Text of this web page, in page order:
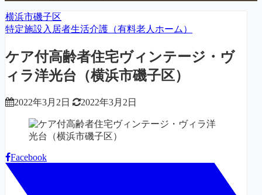
横浜市磯子区
特定施設入居者生活介護（有料老人ホーム）
ケア付高齢者住宅ヴィンテージ・ヴ
ィラ洋光台（横浜市磯子区）
2022年3月2日 2022年3月2日
Facebook